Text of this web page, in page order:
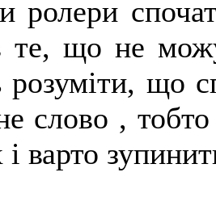
ролери
те, що не
що
слово ,
варто